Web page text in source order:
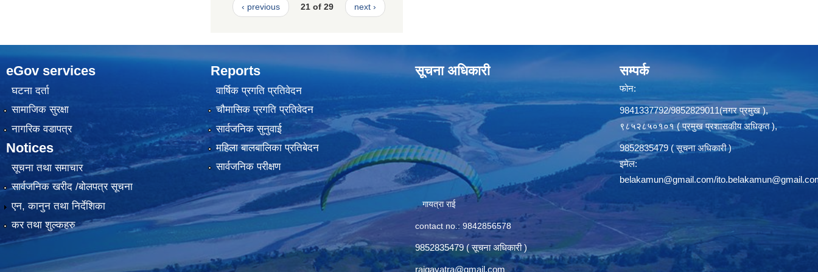
‹ previous 21 of 29 next ›
eGov services
घटना दर्ता
सामाजिक सुरक्षा
नागरिक वडापत्र
Notices
सूचना तथा समाचार
सार्वजनिक खरीद /बोलपत्र सूचना
एन, कानुन तथा निर्देशिका
कर तथा शुल्कहरु
Reports
वार्षिक प्रगति प्रतिवेदन
चौमासिक प्रगति प्रतिवेदन
सार्वजनिक सुनुवाई
महिला बालबालिका प्रतिबेदन
सार्वजनिक परीक्षण
सूचना अधिकारी
गायत्रा राई
contact no.: 9842856578
9852835479 ( सूचना अधिकारी )
raigayatra@gmail.com
सम्पर्क
फोन:
9841337792/9852829011(नगर प्रमुख ),
९८५२८५०१०१ ( प्रमुख प्रशासकीय अधिकृत ),
9852835479 ( सूचना अधिकारी )
इमेल:
belakamun@gmail.com/